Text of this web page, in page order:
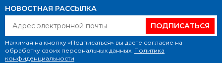
НОВОСТНАЯ РАССЫЛКА
ПОДПИСАТЬСЯ
Нажимая на кнопку «Подписаться» вы даете согласие на
обработку своих персональных данных. Политика
конфиденциальности